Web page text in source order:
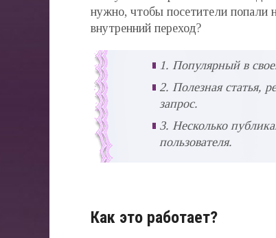
нужно, чтобы посетители попали
внутренний переход?
1. Популярный в
2. Полезная статья,
запрос.
3. Несколько
пользователя.
Как это работает?